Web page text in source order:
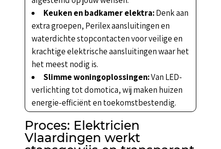
Keuken en badkamer elektra:Denk aan
extra groepen, Perilex aansluitingen en
waterdichte stopcontacten voor veilige en
krachtige elektrische aansluitingen waar het
het meest nodig is.
Slimme woningoplossingen:Van LED-
verlichting tot domotica, wij maken huizen
energie-efficiënt en toekomstbestendig.
Proces: Elektricien
Vlaardingen werkt